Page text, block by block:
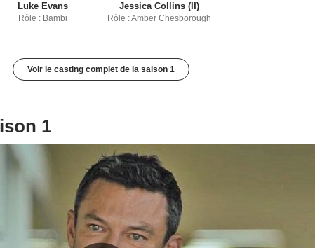
Luke Evans
Rôle : Bambi
Jessica Collins (II)
Rôle : Amber Chesborough
Voir le casting complet de la saison 1
1